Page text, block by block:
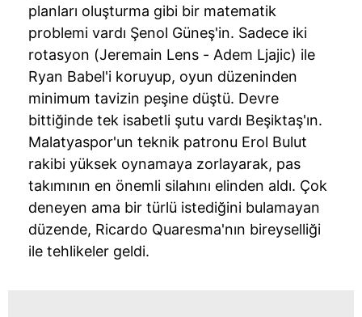
planları oluşturma gibi bir matematik
problemi vardı Şenol Güneş'in. Sadece iki
rotasyon (Jeremain Lens - Adem Ljajic) ile
Ryan Babel'i koruyup, oyun düzeninden
minimum tavizin peşine düştü. Devre
bittiğinde tek isabetli şutu vardı Beşiktaş'ın.
Malatyaspor'un teknik patronu Erol Bulut
rakibi yüksek oynamaya zorlayarak, pas
takımının en önemli silahını elinden aldı. Çok
deneyen ama bir türlü istediğini bulamayan
düzende, Ricardo Quaresma'nın bireyselliği
ile tehlikeler geldi.